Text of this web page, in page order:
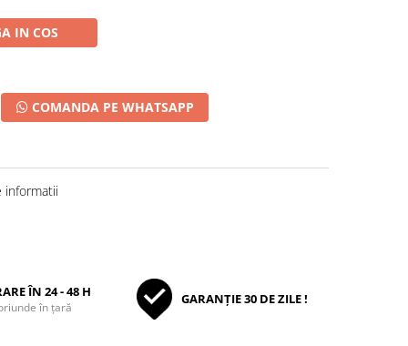
IN COS
COMANDA PE WHATSAPP
informatii
ÎN 24 - 48 H
în țară GARANȚIE 30 DE ZILE !